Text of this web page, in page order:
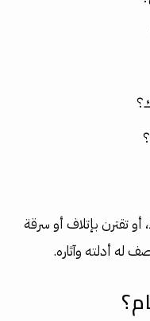
تقترن بإتلاف أو سرقة
له أدلته وآثاره.